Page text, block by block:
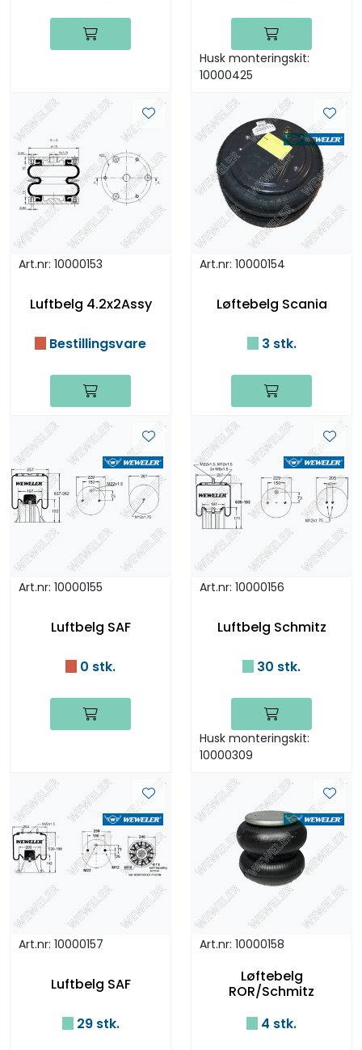
Husk monteringskit:
10000425
Art.nr: 10000153
Luftbelg 4.2x2Assy
Bestillingsvare
Art.nr: 10000154
Løftebelg Scania
3 stk.
Art.nr: 10000155
Luftbelg SAF
0 stk.
Art.nr: 10000156
Luftbelg Schmitz
30 stk.
Husk monteringskit:
10000309
Art.nr: 10000157
Luftbelg SAF
29 stk.
Art.nr: 10000158
Løftebelg
ROR/Schmitz
4 stk.